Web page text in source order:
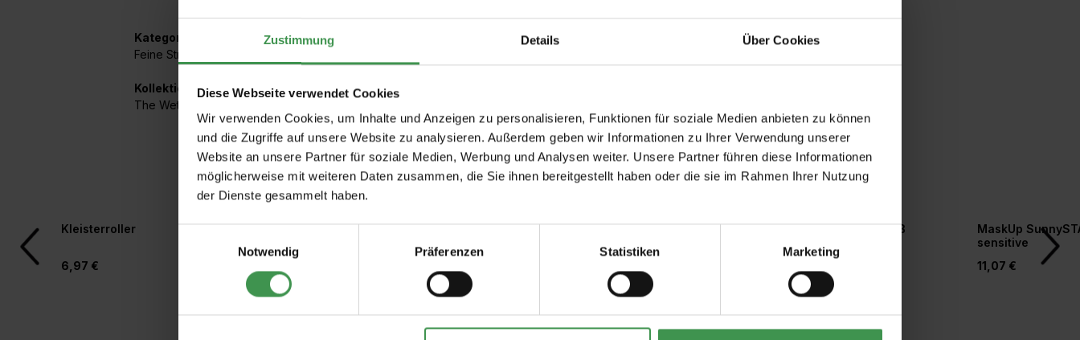
Zustimmung Details Über Cookies
Diese Webseite verwendet Cookies
Wir verwenden Cookies, um Inhalte und Anzeigen zu personalisieren, Funktionen für soziale Medien anbieten zu können
und die Zugriffe auf unsere Website zu analysieren. Außerdem geben wir Informationen zu Ihrer Verwendung unserer
Website an unsere Partner für soziale Medien, Werbung und Analysen weiter. Unsere Partner führen diese Informationen
möglicherweise mit weiteren Daten zusammen, die Sie ihnen bereitgestellt haben oder die sie im Rahmen Ihrer Nutzung
der Dienste gesammelt haben.
Notwendig
Präferenzen Statistiken Marketing
Kategorien:
Feine Streifen
Kollektionen mit diesem Artikel:
The Wetlands
Empfohlenes Zubehör
Produktgalerie überspringen
Kleisterroller
6,97 €
Rollkleber für Vliestapeten
Tapetenkleister Clearpro -
Tapeten-Nahtroller
Tapetengrund weiß
MaskUp
sensitive
11,07 €